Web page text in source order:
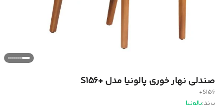
صندلی نهار خوری پالونیا مدل +S156
S156+